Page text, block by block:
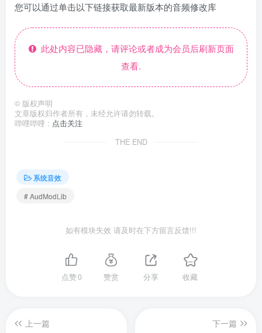
您可以通过单击以下链接获取最新版本的音频修改库
此处内容已隐藏，请评论或者成为会员后刷新页面
查看.
© 版权声明
文章版权归作者所有，未经允许请勿转载。
哔哩哔哩 : 点击关注
THE END
系统音效
# AudModLib
如有模块失效 请及时在下方留言反馈!!!
点赞0 赞赏 分享 收藏
上一篇
下一篇